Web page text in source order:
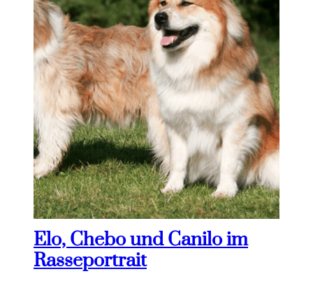
Elo, Chebo und Canilo im
Rasseportrait